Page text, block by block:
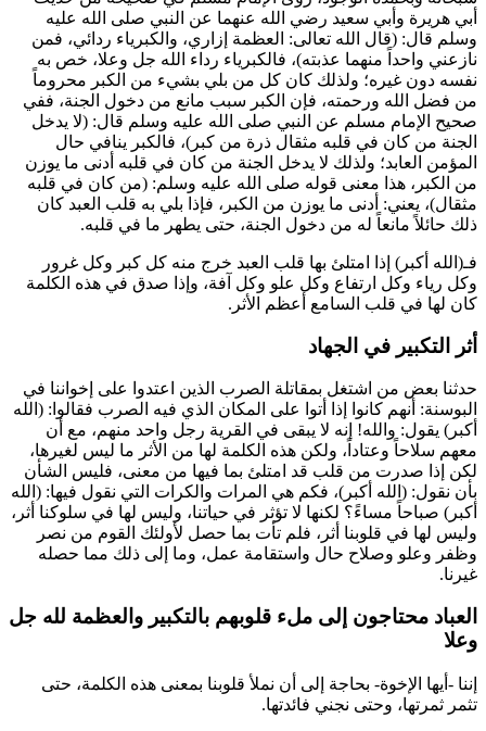
أبي هريرة و أبي سعيد رضي الله عنهما عن النبي صلى الله عليه
وسلم قال: (قال الله تعالى: العظمة إزاري، والكبرياء ردائي، فمن
نازعني واحداً منهما عذبته)، فالكبرياء رداء الله جل وعلا، خص به
نفسه دون غيره؛ ولذلك كان كل من بلي بشيء من الكبر محروماً
من فضل الله ورحمته، فإن الكبر سبب مانع من دخول الجنة، ففي
صحيح الإمام مسلم عن النبي صلى الله عليه وسلم قال: (لا يدخل
الجنة من كان في قلبه مثقال ذرة من كبر )، فالكبر ينافي حال
المؤمن العابد؛ ولذلك لا يدخل الجنة من كان في قلبه أدنى ما يوزن
من الكبر، هذا معنى قوله صلى الله عليه وسلم: (من كان في قلبه
مثقال)، يعني: أدنى ما يوزن من الكبر، فإذا بلي به قلب العبد كان
ذلك حائلاً مانعاً له من دخول الجنة، حتى يطهر ما في قلبه.
فـ(الله أكبر) إذا امتلئ بها قلب العبد خرج منه كل كبر وكل غرور
وكل رياء وكل ارتفاع وكل علو وكل آفة، وإذا صدق في هذه الكلمة
كان لها في قلب السامع أعظم الأثر.
أثر التكبير في الجهاد
حدثنا بعض من اشتغل بمقاتلة الصرب الذين اعتدوا على إخواننا في
البوسنة: أنهم كانوا إذا أتوا على المكان الذي فيه الصرب فقالوا: (الله
أكبر) يقول: والله! إنه لا يبقى في القرية رجل واحد منهم، مع أن
معهم سلاحاً وعتاداً، ولكن هذه الكلمة لها من الأثر ما ليس لغيرها،
لكن إذا صدرت من قلب قد امتلئ بما فيها من معنى، فليس الشأن
بأن نقول: (الله أكبر)، فكم هي المرات والكرات التي نقول فيها: (الله
أكبر) صباحاً مساءً؟ لكنها لا تؤثر في حياتنا، وليس لها في سلوكنا أثر،
وليس لها في قلوبنا أثر، فلم تأت بما حصل لأولئك القوم من نصر
وظفر وعلو وصلاح حال واستقامة عمل، وما إلى ذلك مما حصله
غيرنا.
العباد محتاجون إلى ملء قلوبهم بالتكبير والعظمة لله جل
وعلا
إننا -أيها الإخوة- بحاجة إلى أن نملأ قلوبنا بمعنى هذه الكلمة، حتى
تثمر ثمرتها، وحتى نجني فائدتها.